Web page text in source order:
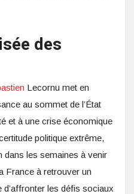
des
Lecornu met en
au sommet de l’État
et à une crise économique
politique extrême,
dans les semaines à venir
France à retrouver un
les défis sociaux